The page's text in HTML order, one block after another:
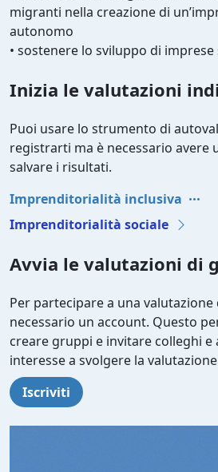
migranti nella creazione di
autonomo
• sostenere lo sviluppo di imprese
Inizia le valutazioni
Puoi usare lo strumento di
registrarti ma è necessario avere
salvare i risultati.
Imprenditorialità inclusiva
Imprenditorialità sociale
Avvia le valutazioni di
Per partecipare a una
necessario un account. Questo
creare gruppi e invitare colleghi
interesse a svolgere la
Iscriviti